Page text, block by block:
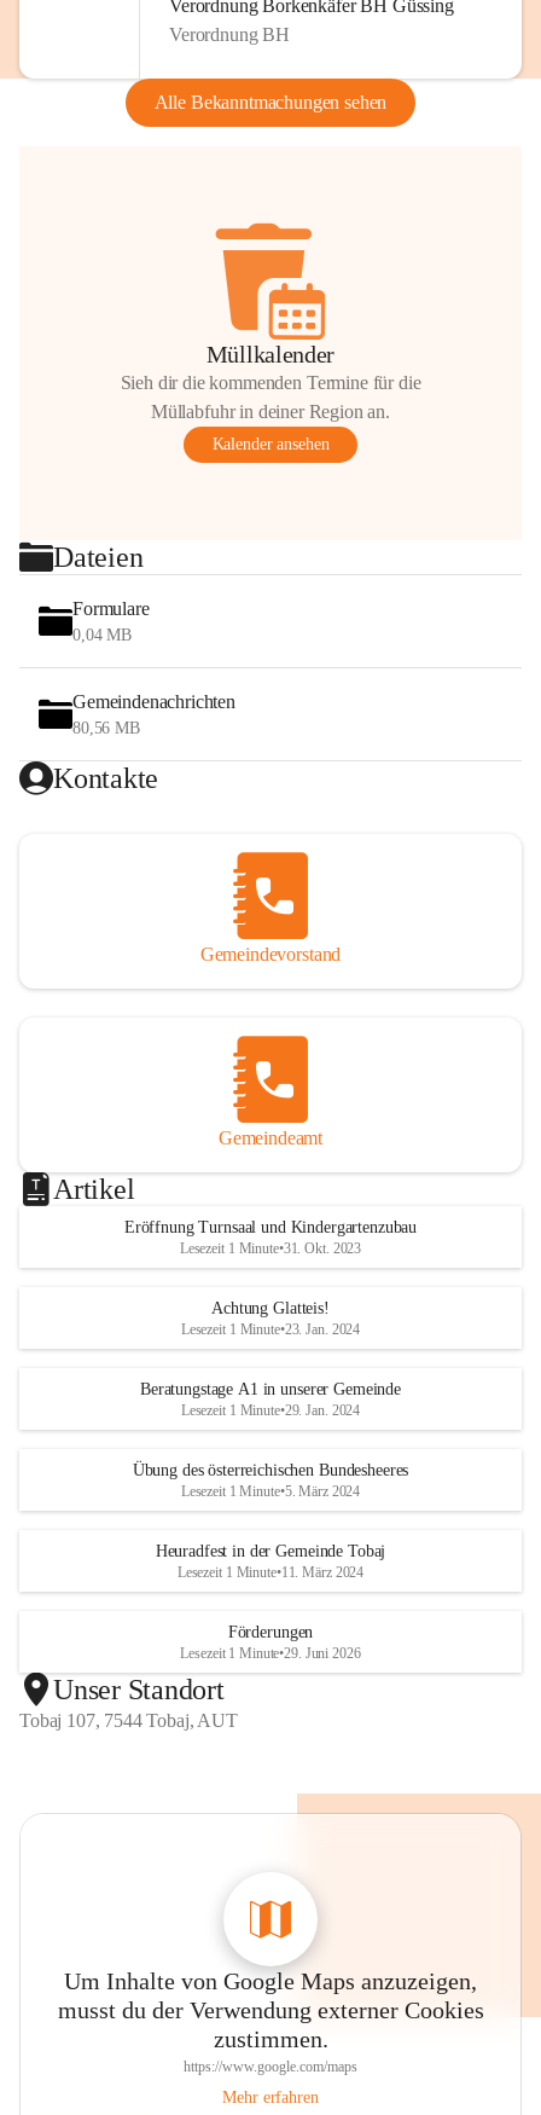
Verordnung Borkenkäfer BH Güssing
Verordnung BH
Alle Bekanntmachungen sehen
Müllkalender
Sieh dir die kommenden Termine für die
Müllabfuhr in deiner Region an.
Kalender ansehen
Dateien
Formulare
0,04 MB
Gemeindenachrichten
80,56 MB
Kontakte
Gemeindevorstand
Gemeindeamt
Artikel
Eröffnung Turnsaal und Kindergartenzubau
Lesezeit 1 Minute•31. Okt. 2023
Achtung Glatteis!
Lesezeit 1 Minute•23. Jan. 2024
Beratungstage A1 in unserer Gemeinde
Lesezeit 1 Minute•29. Jan. 2024
Übung des österreichischen Bundesheeres
Lesezeit 1 Minute•5. März 2024
Heuradfest in der Gemeinde Tobaj
Lesezeit 1 Minute•11. März 2024
Förderungen
Lesezeit 1 Minute•29. Juni 2026
Unser Standort
Tobaj 107, 7544 Tobaj, AUT
Um Inhalte von Google Maps anzuzeigen,
musst du der Verwendung externer Cookies
zustimmen.
https://www.google.com/maps
Mehr erfahren